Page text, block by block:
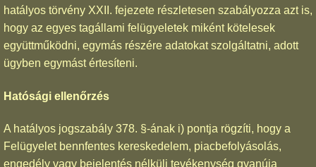
hatályos törvény XXII. fejezete részletesen szabályozza azt is,
hogy az egyes tagállami felügyeletek miként kötelesek
együttműködni, egymás részére adatokat szolgáltatni, adott
ügyben egymást értesíteni.
Hatósági ellenőrzés
A hatályos jogszabály 378. §-ának i) pontja rögzíti, hogy a
Felügyelet bennfentes kereskedelem, piacbefolyásolás,
engedély vagy bejelentés nélküli tevékenység gyanúja